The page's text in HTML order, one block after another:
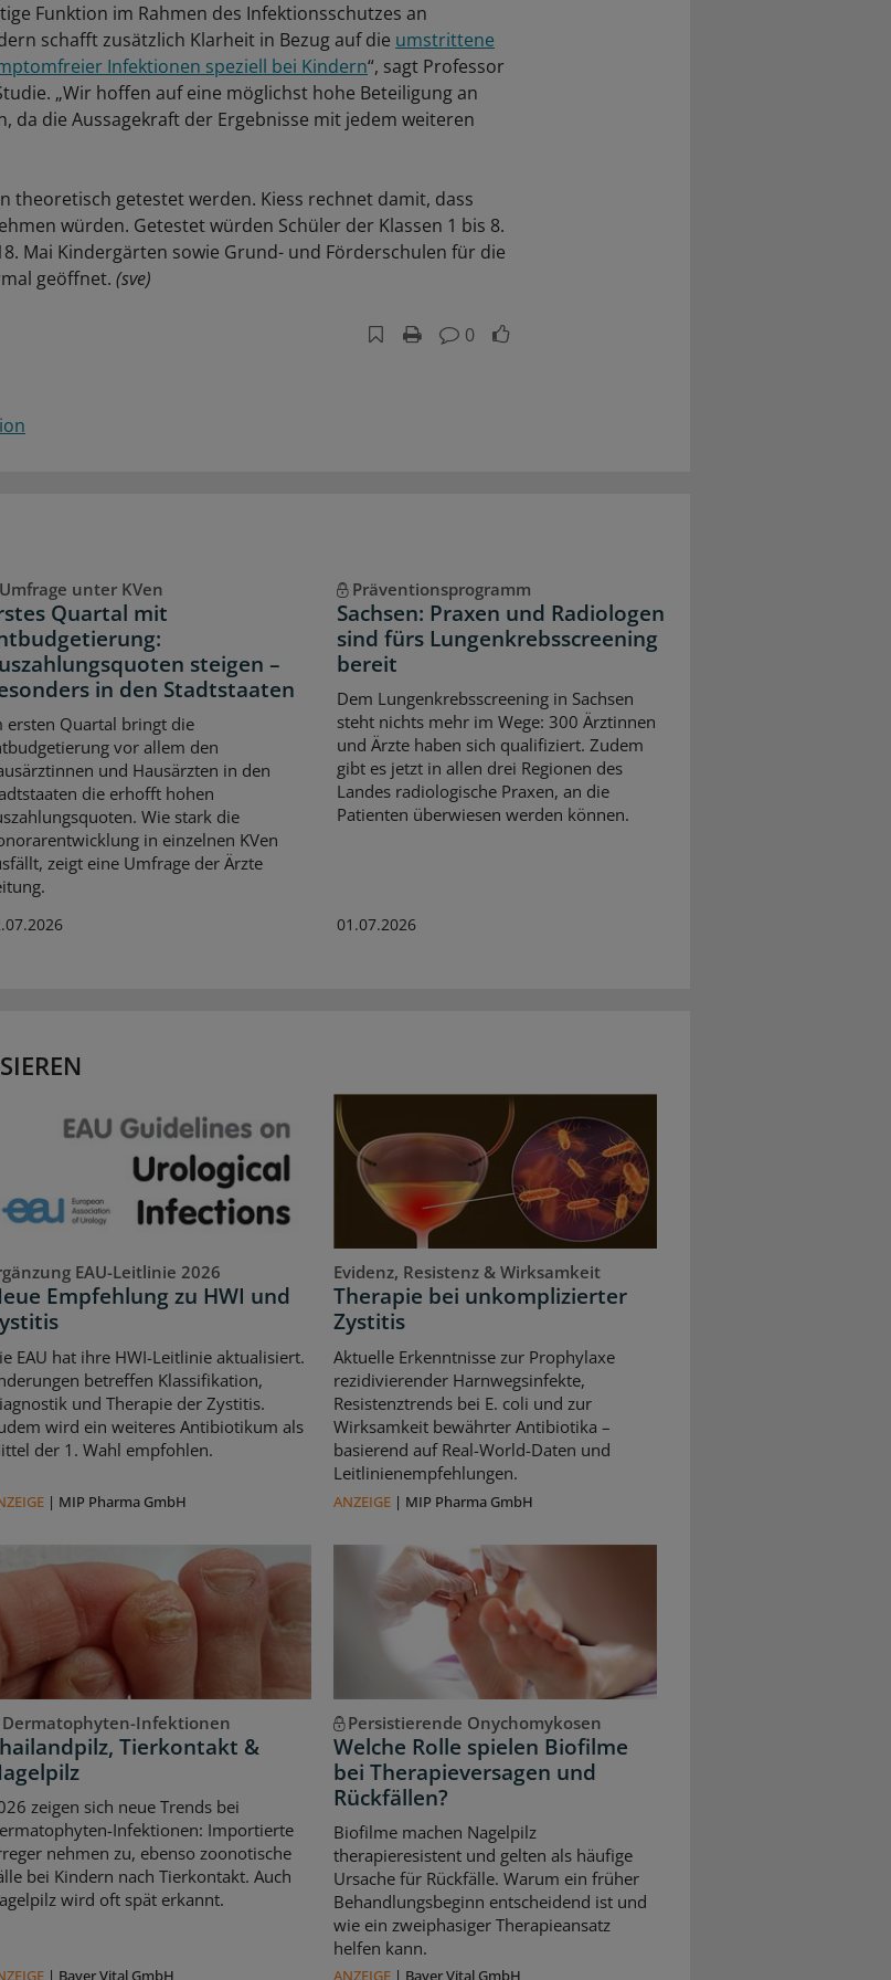
Funktion im Rahmen des Infektionsschutzes an
schafft zusätzlich Klarheit in Bezug auf die umstrittene
Infektionen speziell bei Kindern“, sagt Professor
„Wir hoffen auf eine möglichst hohe Beteiligung an
da die Aussagekraft der Ergebnisse mit jedem weiteren
theoretisch getestet werden. Kiess rechnet damit, dass
würden. Getestet würden Schüler der Klassen 1 bis 8.
Mai Kindergärten sowie Grund- und Förderschulen für die
geöffnet. (sve)
0
Umfrage unter KVen
Quartal mit
steigen –
in den Stadtstaaten
ersten Quartal bringt die
vor allem den
und Hausärzten in den
die erhofft hohen
Wie stark die
in einzelnen KVen
zeigt eine Umfrage der Ärzte
Präventionsprogramm
Sachsen: Praxen und Radiologen
sind fürs Lungenkrebsscreening
bereit
Dem Lungenkrebsscreening in Sachsen
steht nichts mehr im Wege: 300 Ärztinnen
und Ärzte haben sich qualifiziert. Zudem
gibt es jetzt in allen drei Regionen des
Landes radiologische Praxen, an die
Patienten überwiesen werden können.
01.07.2026
EAU-Leitlinie 2026
Empfehlung zu HWI und
EAU hat ihre HWI-Leitlinie aktualisiert.
betreffen Klassifikation,
und Therapie der Zystitis.
wird ein weiteres Antibiotikum als
der 1. Wahl empfohlen.
| MIP Pharma GmbH
Evidenz, Resistenz & Wirksamkeit
Therapie bei unkomplizierter
Zystitis
Aktuelle Erkenntnisse zur Prophylaxe
rezidivierender Harnwegsinfekte,
Resistenztrends bei E. coli und zur
Wirksamkeit bewährter Antibiotika –
basierend auf Real-World-Daten und
Leitlinienempfehlungen.
ANZEIGE| MIP Pharma GmbH
Dermatophyten-Infektionen
Tierkontakt &
zeigen sich neue Trends bei
Infektionen: Importierte
nehmen zu, ebenso zoonotische
bei Kindern nach Tierkontakt. Auch
wird oft spät erkannt.
| Bayer Vital GmbH
Persistierende Onychomykosen
Welche Rolle spielen Biofilme
bei Therapieversagen und
Rückfällen?
Biofilme machen Nagelpilz
therapieresistent und gelten als häufige
Ursache für Rückfälle. Warum ein früher
Behandlungsbeginn entscheidend ist und
wie ein zweiphasiger Therapieansatz
helfen kann.
ANZEIGE| Bayer Vital GmbH